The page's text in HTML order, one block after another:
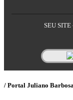
SEU SITE
/ Portal Juliano